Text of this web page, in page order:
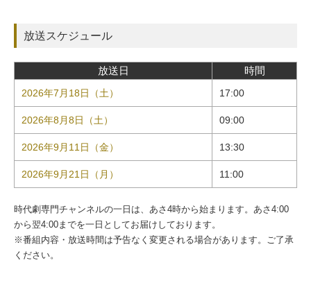
放送スケジュール
放送日 時間
2026年7月18日（土） 17:00
2026年8月8日（土） 09:00
2026年9月11日（金） 13:30
2026年9月21日（月） 11:00
時代劇専門チャンネルの一日は、あさ4時から始まります。あさ4:00
から翌4:00までを一日としてお届けしております。
※番組内容・放送時間は予告なく変更される場合があります。ご了承
ください。